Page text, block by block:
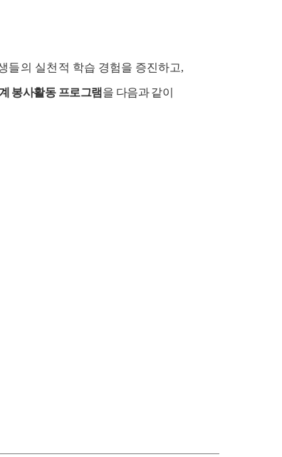
들의 실천적 학습 경험을 증진하고,
봉사활동 프로그램 을 다음과 같이